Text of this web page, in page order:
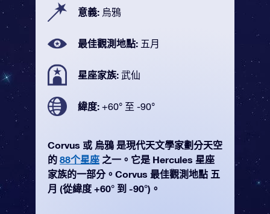
意義: 烏鴉
最佳觀測地點: 五月
星座家族: 武仙
緯度: +60° 至 -90°
Corvus 或 烏鴉 是現代天文學家劃分天空
的 88个星座 之一。它是 Hercules 星座
家族的一部分。Corvus 最佳觀測地點 五
月 (從緯度 +60° 到 -90°)。